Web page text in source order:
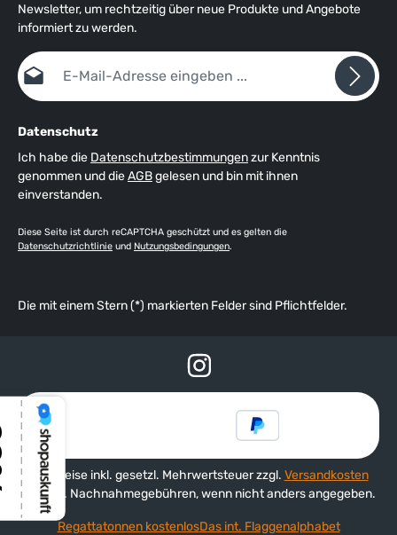
Newsletter, um rechtzeitig über neue Produkte und Angebote
informiert zu werden.
E-Mail-Adresse*
Datenschutz
Ich habe die Datenschutzbestimmungenzur Kenntnis
genommen und dieAGBgelesen und bin mit ihnen
einverstanden.
Diese Seite ist durch reCAPTCHA geschützt und es gelten die
Datenschutzrichtlinie und Nutzungsbedingungen.
Die mit einem Stern (*) markierten Felder sind Pflichtfelder.
Alle Preise inkl. gesetzl. Mehrwertsteuer zzgl. Versandkosten
und ggf. Nachnahmegebühren, wenn nicht anders angegeben.
Regattatonnen kostenlosDas int. Flaggenalphabet